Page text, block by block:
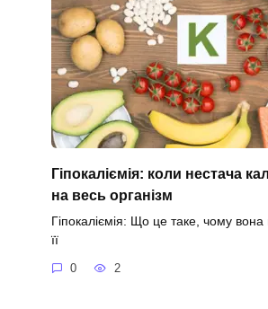
Гіпокаліємія: коли нестача
на весь організм
Гіпокаліємія: Що це таке, чому вона
її
0 2